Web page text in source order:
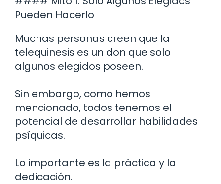
Pueden Hacerlo
Muchas personas creen que la
telequinesis es un don que solo
algunos elegidos poseen.
Sin embargo, como hemos
mencionado, todos tenemos el
potencial de desarrollar habilidades
psíquicas.
Lo importante es la práctica y la
dedicación.